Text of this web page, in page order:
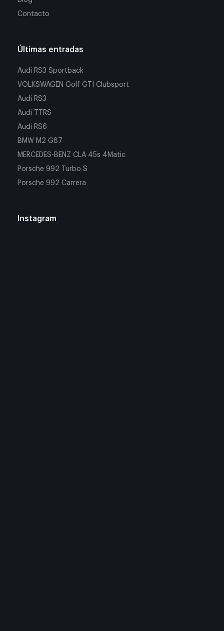
Contacto
Últimas entradas
Audi RS3 Sportback
VOLKSWAGEN Golf GTI Clubsport
Audi RS3
Audi TTRS
Audi RS6
BMW M2 G87
MERCEDES-BENZ CLA 45s 4Matic
Porsche 992 Turbo S
Porsche 992 Carrera
Instagram